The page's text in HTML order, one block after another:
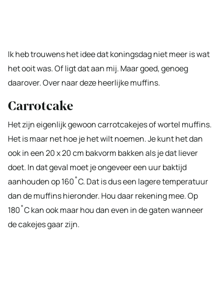
Ik heb trouwens het idee dat koningsdag niet meer is wat
het ooit was. Of ligt dat aan mij. Maar goed, genoeg
daarover. Over naar deze heerlijke muffins.
Carrotcake
Het zijn eigenlijk gewoon carrotcakejes of wortel muffins.
Het is maar net hoe je het wilt noemen. Je kunt het dan
ook in een 20 x 20 cm bakvorm bakken als je dat liever
doet. In dat geval moet je ongeveer een uur baktijd
aanhouden op 160˚C. Dat is dus een lagere temperatuur
dan de muffins hieronder. Hou daar rekening mee. Op
180˚C kan ook maar hou dan even in de gaten wanneer
de cakejes gaar zijn.